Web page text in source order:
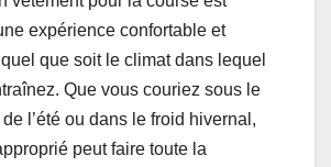
expérience confortable et
que soit le climat dans lequel
Que vous couriez sous le
l’été ou dans le froid hivernal,
peut faire toute la